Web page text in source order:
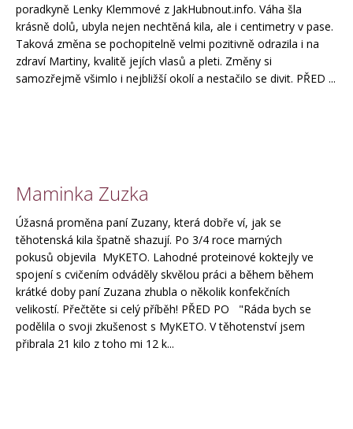
poradkyně Lenky Klemmové z JakHubnout.info. Váha šla
krásně dolů, ubyla nejen nechtěná kila, ale i centimetry v pase.
Taková změna se pochopitelně velmi pozitivně odrazila i na
zdraví Martiny, kvalitě jejích vlasů a pleti. Změny si
samozřejmě všimlo i nejbližší okolí a nestačilo se divit. PŘED ...
Maminka Zuzka
Úžasná proměna paní Zuzany, která dobře ví, jak se
těhotenská kila špatně shazují. Po 3/4 roce marných
pokusů objevila MyKETO. Lahodné proteinové koktejly ve
spojení s cvičením odváděly skvělou práci a během během
krátké doby paní Zuzana zhubla o několik konfekčních
velikostí. Přečtěte si celý příběh! PŘED PO "Ráda bych se
podělila o svoji zkušenost s MyKETO. V těhotenství jsem
přibrala 21 kilo z toho mi 12 k...